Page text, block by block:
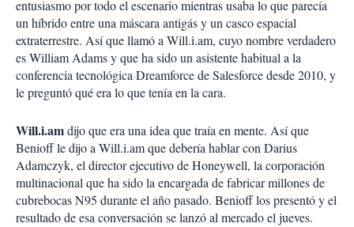
entusiasmo por todo el escenario mientras usaba lo que parecía
un híbrido entre una máscara antigás y un casco espacial
extraterrestre. Así que llamó a Will.i.am, cuyo nombre verdadero
es William Adams y que ha sido un asistente habitual a la
conferencia tecnológica Dreamforce de Salesforce desde 2010, y
le preguntó qué era lo que tenía en la cara.
Will.i.amdijo que era una idea que traía en mente. Así que
Benioff le dijo a Will.i.am que debería hablar con Darius
Adamczyk, el director ejecutivo de Honeywell, la corporación
multinacional que ha sido la encargada de fabricar millones de
cubrebocas N95 durante el año pasado. Benioff los presentó y el
resultado de esa conversación se lanzó al mercado el jueves.